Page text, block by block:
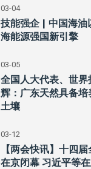
03-04
技能强企 | 中国海油
海能源强国新引擎
03-05
全国人大代表、世
辉：广东天然具备
土壤
03-12
【两会快讯】十四
在京闭幕 习近平等